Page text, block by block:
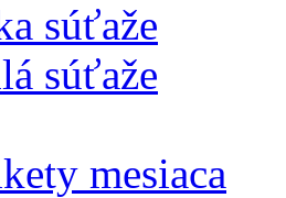
súťaže
súťaže
mesiaca